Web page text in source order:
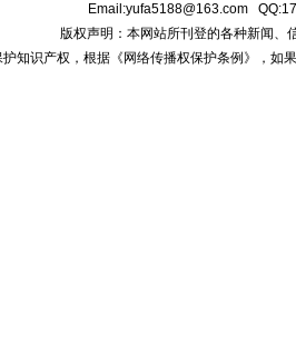
Email:yufa5188@163.com
版权声明：本网站所刊登的各种新闻、
知识产权，根据《网络传播权保护条例》，如